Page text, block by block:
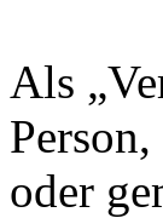
Als
oder